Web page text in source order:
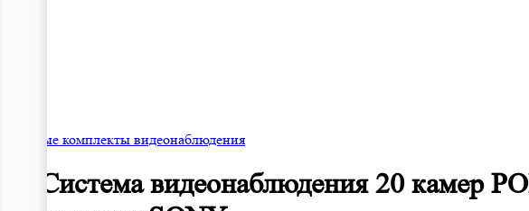
Готовые комплекты видеонаблюдения
IP Система видеонаблюдения 20 камер